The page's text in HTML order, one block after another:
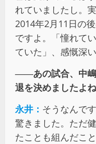
れていましたし。
2014年2月11日の
ですよ。「憧れて
ていた」、感慨深
――あの試合、中嶋
退を決めましたよね
永井： そうなんで
驚きました。ただ
たことも組んだこ